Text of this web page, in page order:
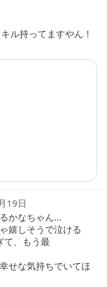
ル持ってますやん！
19日
かなちゃん…
嬉しそうで泣ける
て、もう最
せな気持ちでいてほ